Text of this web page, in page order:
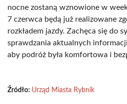
nocne zostaną wznowione w
7 czerwca będą już realizowane
rozkładem jazdy. Zachęca się do
sprawdzania aktualnych
aby podróż była komfortowa i
Źródło: Urząd Miasta Rybnik